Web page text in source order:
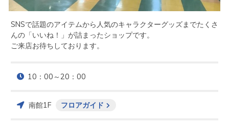
SNSで話題のアイテムから人気のキャラクターグッズまでたくさ
んの「いいね！」が詰まったショップです。
ご来店お待ちしております。
10：00～20：00
南館1F フロアガイド